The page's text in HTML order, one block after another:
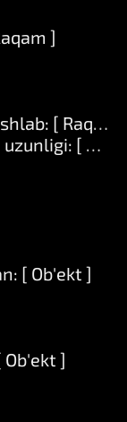
]
[ Raqam
[
[ Ob'ekt ]
]